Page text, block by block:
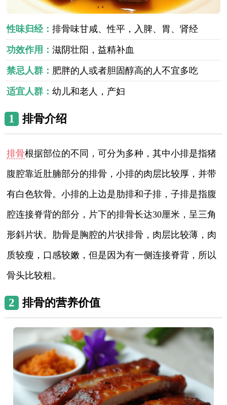
性味归经：排骨味甘咸、性平，入脾、胃、肾经
功效作用：滋阴壮阳，益精补血
禁忌人群： 肥胖的人或者胆固醇高的人不宜多吃
适宜人群：幼儿和老人，产妇
1 排骨介绍
排骨根据部位的不同，可分为多种，其中小排是指猪
腹腔靠近肚腩部分的排骨，小排的肉层比较厚，并带
有白色软骨。小排的上边是肋排和子排，子排是指腹
腔连接脊背的部分，片下的排骨长达30厘米，呈三角
形斜片状。肋骨是胸腔的片状排骨，肉层比较薄，肉
质较瘦，口感较嫩，但是因为有一侧连接脊背，所以
骨头比较粗。
2 排骨的营养价值